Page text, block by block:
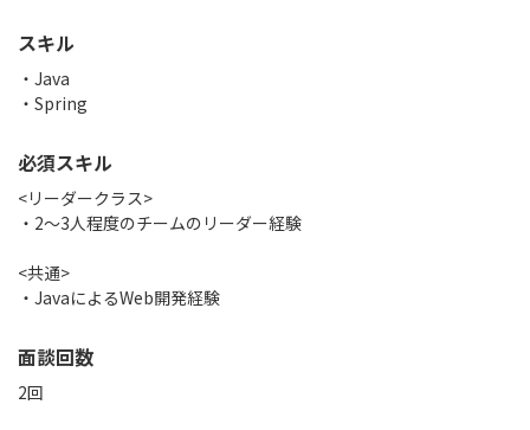
スキル
Java
Spring
必須スキル
<リーダークラス>
・2～3人程度のチームのリーダー経験
<共通>
・JavaによるWeb開発経験
面談回数
2回